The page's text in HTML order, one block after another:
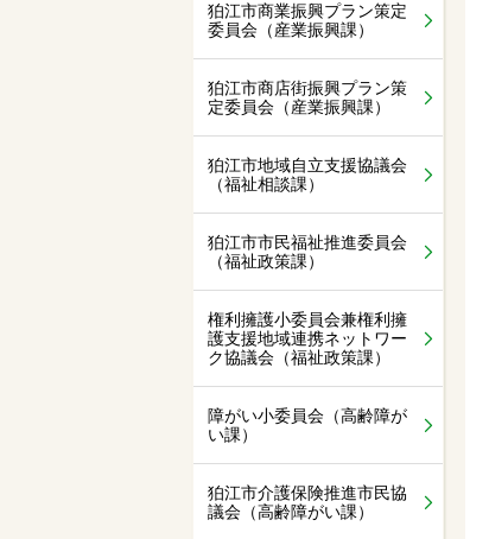
狛江市商業振興プラン策定
委員会（産業振興課）
狛江市商店街振興プラン策
定委員会（産業振興課）
狛江市地域自立支援協議会
（福祉相談課）
狛江市市民福祉推進委員会
（福祉政策課）
権利擁護小委員会兼権利擁
護支援地域連携ネットワー
ク協議会（福祉政策課）
障がい小委員会（高齢障が
い課）
狛江市介護保険推進市民協
議会（高齢障がい課）